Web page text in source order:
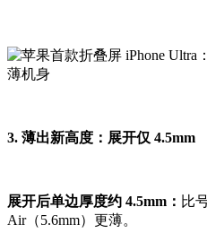
3. 薄出新高度：展开仅 4.5mm
展开后单边厚度约 4.5mm： 比
Air（5.6mm）更薄。